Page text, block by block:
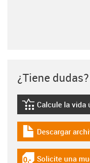
¿Tiene dudas?
igus-icon-
Calcule la vida
igus-icon-
Descargar
Solicite una